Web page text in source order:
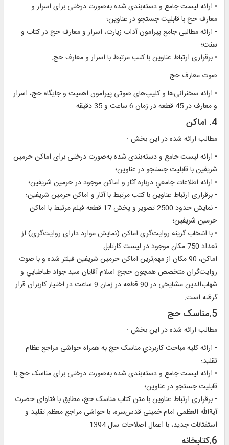
• ارائه ليست جامع و دسته‌بندی شده به‌صورت درختی برای اسرار و
معارف حج با قابليت جستجو در عناوين؛
• ارائه مطالبی جامع پيرامون آداب زيارت، اسرار و معارف حج در کتاب و
سنت؛
• برقراری ارتباط عناوين با کتب مرتبط با اسرار و معارف حج.
صوت معارف حج
• ارائه سخنرانی‌ها و کلیپ‌های صوتی پيرامون اهميت و جایگاه حج، اسرار
و معارف در 45 قطعه در زمان 6 ساعت و 35 دقیقه .
4. اماكن
مطالب ارائه شده در اين بخش :
• ارائه ليست جامع و دسته‌بندی شده به‌صورت درختی برای اماکن حرمين
شريفين با قابليت جستجو در عناوين؛
• ارائه اطلاعات جامعي درباره آثار و اماكن موجود در حرمين شريفين؛
• برقراری ارتباط عناوين با کتب مرتبط با آثار و اماكن حرمين شريفين؛
• نمايش حدود 2500 تصوير و پخش 17 قطعه فيلم مرتبط با اماكن
حرمين شريفين؛
• با انتخاب گزينه روايت‌گری اماکن (نمايش موارد دارای روايت‌گری) از
تعداد 750 مکان موجود در لیست کارتابل
اماکن، 90 مکان از مهم‌ترين اماکن حرمين شريفين فيلتر شده و با صوت
روايت‌گران متخصص همچون حجج اسلام آقايان سيد جواد طباطبايي و
شهاب‌الدين مشايخی در 90 قطعه در زمان 9 ساعت در اختيار کاربران قرار
گرفته است.
5.مناسک حج
مطالب ارائه شده در اين بخش :
• ارائه کليه مباحث کاربردي مناسک حج به همراه حواشی مراجع عظام
تقليد؛
• ارائه ليست جامع و دسته‌بندی شده به‌صورت درختی برای مناسک حج با
قابليت جستجو در عناوين؛
• برقراری ارتباط عناوين با متن کتاب مناسک حج، مطابق با فتاوای حضرت
آیةالله العظمی امام خمینی قدس‌سره، با حواشی مراجع معظم تقلید و
استفتائات جدید، با اعمال اصلاحات سال 1394.
6.کتابخانه